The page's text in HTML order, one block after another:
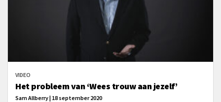
VIDEO
Het probleem van ‘Wees trouw aan jezelf’
Sam Allberry | 18 september 2020